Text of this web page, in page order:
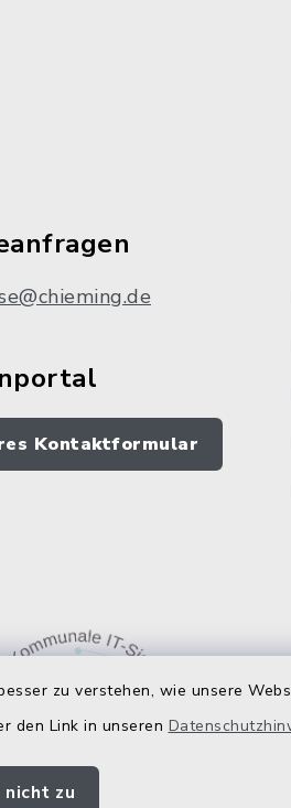
zu verstehen, wie unsere
den Link in unseren
nicht zu
Kontaktformular